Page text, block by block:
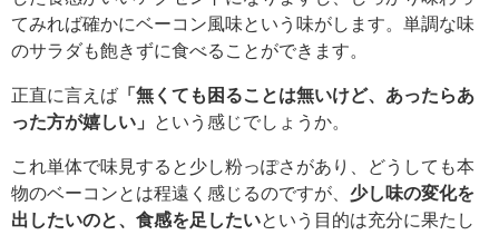
てみれば確かにベーコン風味という味がします。単調な味
のサラダも飽きずに食べることができます。
正直に言えば 「無くても困ることは無いけど、あったらあ
った方が嬉しい」
という感じでしょうか。
これ単体で味見すると少し粉っぽさがあり、どうしても本
物のベーコンとは程遠く感じるのですが、 少し味の変化を
出したいのと、食感を足したいという目的は充分に果たし